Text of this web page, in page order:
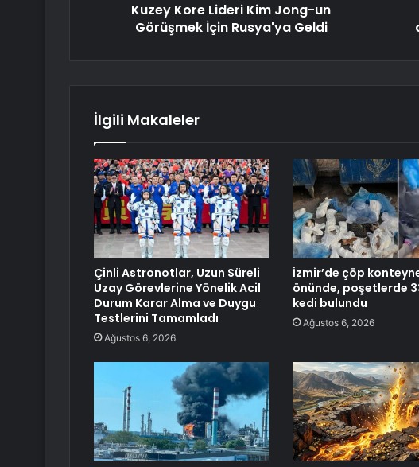
Kuzey Kore Lideri Kim Jong-un
Görüşmek İçin Rusya'ya Geldi
İlgili Makaleler
Çinli Astronotlar, Uzun Süreli
Uzay Görevlerine Yönelik Acil
Durum Karar Alma ve Duygu
Testlerini Tamamladı
Ağustos 6, 2026
İzmir’de çöp
önünde, poşetlerde
kedi bulundu
Ağustos 6, 2026